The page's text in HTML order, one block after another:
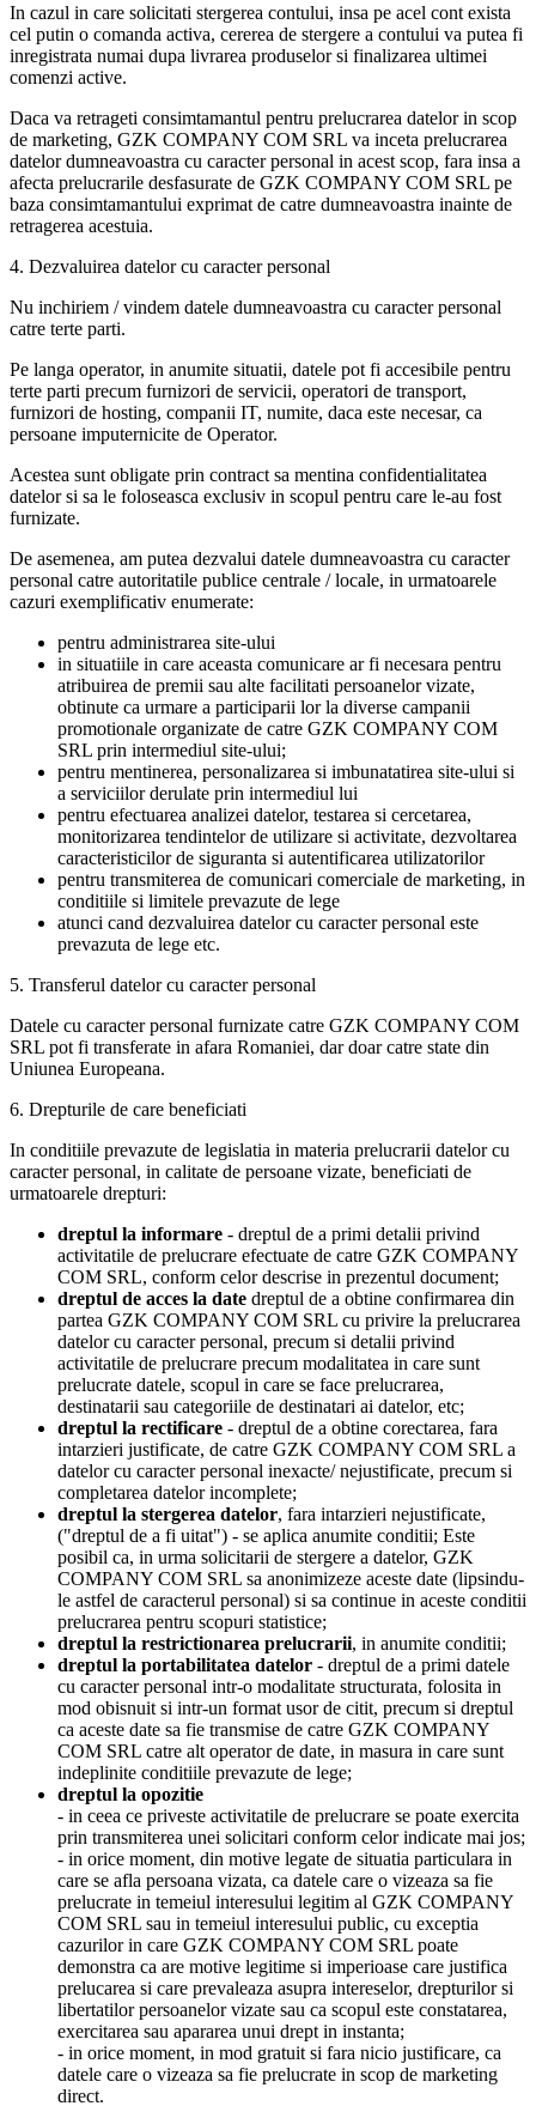
In cazul in care solicitati stergerea contului, insa pe acel cont exista
cel putin o comanda activa, cererea de stergere a contului va putea fi
inregistrata numai dupa livrarea produselor si finalizarea ultimei
comenzi active.
Daca va retrageti consimtamantul pentru prelucrarea datelor in scop
de marketing, GZK COMPANY COM SRL va inceta prelucrarea
datelor dumneavoastra cu caracter personal in acest scop, fara insa a
afecta prelucrarile desfasurate de GZK COMPANY COM SRL pe
baza consimtamantului exprimat de catre dumneavoastra inainte de
retragerea acestuia.
4. Dezvaluirea datelor cu caracter personal
Nu inchiriem / vindem datele dumneavoastra cu caracter personal
catre terte parti.
Pe langa operator, in anumite situatii, datele pot fi accesibile pentru
terte parti precum furnizori de servicii, operatori de transport,
furnizori de hosting, companii IT, numite, daca este necesar, ca
persoane imputernicite de Operator.
Acestea sunt obligate prin contract sa mentina confidentialitatea
datelor si sa le foloseasca exclusiv in scopul pentru care le-au fost
furnizate.
De asemenea, am putea dezvalui datele dumneavoastra cu caracter
personal catre autoritatile publice centrale / locale, in urmatoarele
cazuri exemplificativ enumerate:
pentru administrarea site-ului
in situatiile in care aceasta comunicare ar fi necesara pentru
atribuirea de premii sau alte facilitati persoanelor vizate,
obtinute ca urmare a participarii lor la diverse campanii
promotionale organizate de catre GZK COMPANY COM
SRL prin intermediul site-ului;
pentru mentinerea, personalizarea si imbunatatirea site-ului si
a serviciilor derulate prin intermediul lui
pentru efectuarea analizei datelor, testarea si cercetarea,
monitorizarea tendintelor de utilizare si activitate, dezvoltarea
caracteristicilor de siguranta si autentificarea utilizatorilor
pentru transmiterea de comunicari comerciale de marketing, in
conditiile si limitele prevazute de lege
atunci cand dezvaluirea datelor cu caracter personal este
prevazuta de lege etc.
5. Transferul datelor cu caracter personal
Datele cu caracter personal furnizate catre GZK COMPANY COM
SRL pot fi transferate in afara Romaniei, dar doar catre state din
Uniunea Europeana.
6. Drepturile de care beneficiati
In conditiile prevazute de legislatia in materia prelucrarii datelor cu
caracter personal, in calitate de persoane vizate, beneficiati de
urmatoarele drepturi:
dreptul la informare - dreptul de a primi detalii privind
activitatile de prelucrare efectuate de catre GZK COMPANY
COM SRL, conform celor descrise in prezentul document;
dreptul de acces la date dreptul de a obtine confirmarea din
partea GZK COMPANY COM SRL cu privire la prelucrarea
datelor cu caracter personal, precum si detalii privind
activitatile de prelucrare precum modalitatea in care sunt
prelucrate datele, scopul in care se face prelucrarea,
destinatarii sau categoriile de destinatari ai datelor, etc;
dreptul la rectificare - dreptul de a obtine corectarea, fara
intarzieri justificate, de catre GZK COMPANY COM SRL a
datelor cu caracter personal inexacte/ nejustificate, precum si
completarea datelor incomplete;
dreptul la stergerea datelor, fara intarzieri nejustificate,
("dreptul de a fi uitat") - se aplica anumite conditii; Este
posibil ca, in urma solicitarii de stergere a datelor, GZK
COMPANY COM SRL sa anonimizeze aceste date (lipsindu-
le astfel de caracterul personal) si sa continue in aceste conditii
prelucrarea pentru scopuri statistice;
dreptul la restrictionarea prelucrarii, in anumite conditii;
dreptul la portabilitatea datelor - dreptul de a primi datele
cu caracter personal intr-o modalitate structurata, folosita in
mod obisnuit si intr-un format usor de citit, precum si dreptul
ca aceste date sa fie transmise de catre GZK COMPANY
COM SRL catre alt operator de date, in masura in care sunt
indeplinite conditiile prevazute de lege;
dreptul la opozitie
- in ceea ce priveste activitatile de prelucrare se poate exercita
prin transmiterea unei solicitari conform celor indicate mai jos;
- in orice moment, din motive legate de situatia particulara in
care se afla persoana vizata, ca datele care o vizeaza sa fie
prelucrate in temeiul interesului legitim al GZK COMPANY
COM SRL sau in temeiul interesului public, cu exceptia
cazurilor in care GZK COMPANY COM SRL poate
demonstra ca are motive legitime si imperioase care justifica
prelucarea si care prevaleaza asupra intereselor, drepturilor si
libertatilor persoanelor vizate sau ca scopul este constatarea,
exercitarea sau apararea unui drept in instanta;
- in orice moment, in mod gratuit si fara nicio justificare, ca
datele care o vizeaza sa fie prelucrate in scop de marketing
direct.